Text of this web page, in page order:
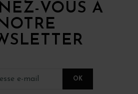
VOUS À